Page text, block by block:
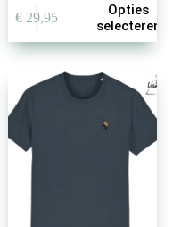
€29,95
Opties
selecteren
product
meerdere
optie
kan
gekozen
worden